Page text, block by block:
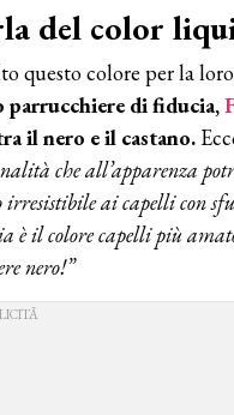
del color
questo colore per la
parrucchiere di fiducia,
il nero e il castano.
che all’apparenza
ai capelli con
il colore capelli più
nero!”